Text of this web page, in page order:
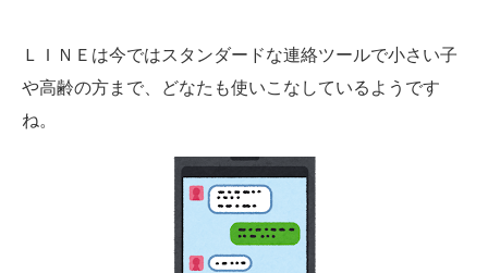
ＬＩＮＥは今ではスタンダードな連絡ツールで小さい子
や高齢の方まで、
どなたも使いこなしているようです
ね。